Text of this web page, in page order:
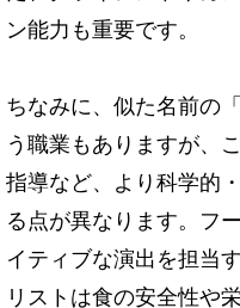
ン能力も重要です。
ちなみに、似た名前の
う職業もありますが、
指導など、より科学的
る点が異なります。フ
イティブな演出を担当
リストは食の安全性や